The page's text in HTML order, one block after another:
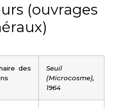
(ouvrages
des
Seuil
(Microcosme),
1964